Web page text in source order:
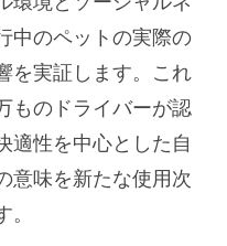
中のペットの実際の
を実証します。これ
ものドライバーが認
適性を中心とした自
意味を新たな使用次